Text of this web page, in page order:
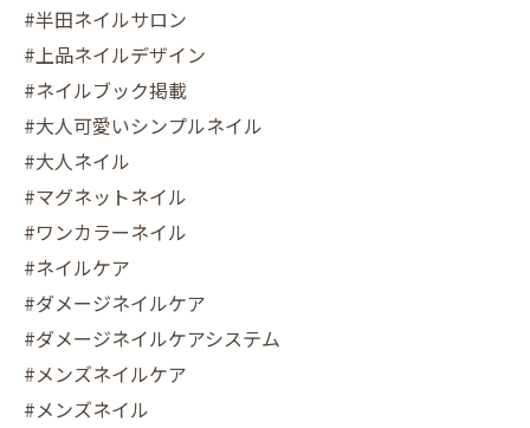
#半田ネイルサロン
#上品ネイルデザイン
#ネイルブック掲載
#大人可愛いシンプルネイル
#大人ネイル
#マグネットネイル
#ワンカラーネイル
#ネイルケア
#ダメージネイルケア
#ダメージネイルケアシステム
#メンズネイルケア
#メンズネイル